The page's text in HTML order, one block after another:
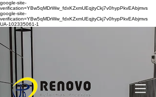
google-site-
verification=YBw5qMDrWw_fdxKZxmUEqjtyCkj7v0hypPkvEAbjmvs
google-site-
verification=YBw5qMDrWw_fdxKZxmUEqjtyCkj7v0hypPkvEAbjmvs
UA-102335061-1